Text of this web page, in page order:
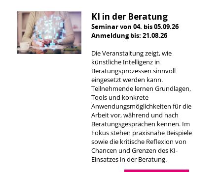
KI in der Beratung
Seminar von 04. bis 05.09.26
Anmeldung bis: 21.08.26
Die Veranstaltung zeigt, wie
künstliche Intelligenz in
Beratungsprozessen sinnvoll
eingesetzt werden kann.
Teilnehmende lernen Grundlagen,
Tools und konkrete
Anwendungsmöglichkeiten für die
Arbeit vor, während und nach
Beratungsgesprächen kennen. Im
Fokus stehen praxisnahe Beispiele
sowie die kritische Reflexion von
Chancen und Grenzen des KI-
Einsatzes in der Beratung.